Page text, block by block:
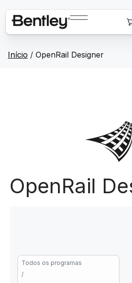
Início / OpenRail Designer
OpenRail
Todos os programas
/